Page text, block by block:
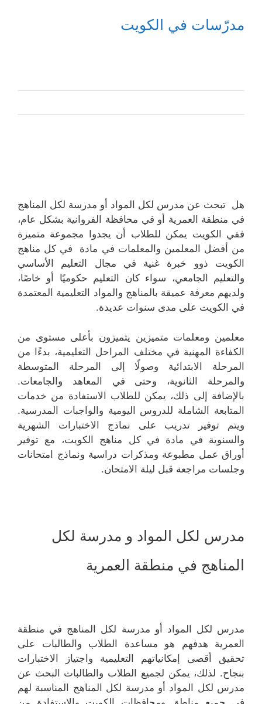
مدرّسات في الكويت
هل تبحث عن مدرس لكل المواد أو مدرسة لكل المناهج
في منطقة العمرية أو في محافظة الفروانية بشكل عام،
ففي الكويت يمكن للطلاب أن يجدوا مجموعة متميزة
من أفضل المعلمين والمعلمات في مادة في كل مناهج
الكويت ذوو خبرة غنية في مجال التعليم الأساسي
والتعليم الجامعي، سواء كان التعليم حكوميًا أو خاصًا،
ولديهم معرفة عميقة بالمناهج والمواد التعليمية المعتمدة
في الكويت على مدى سنوات عديدة.
معلمين ومعلمات متميزين يتميزون بأعلى مستوى من
الكفاءة المهنية في مختلف المراحل التعليمية، بدءًا من
المرحلة الابتدائية وصولًا إلى المرحلة المتوسطة
والمرحلة الثانوية، وحتى في المعاهد والجامعات.
بالإضافة إلى ذلك، يمكن للطلاب الاستفادة من خدمات
المتابعة الشاملة للدروس اليومية والواجبات المدرسية.
ويتم توفير تدريب على نماذج الاختبارات الشهرية
والسنوية في مادة في كل مناهج الكويت، مع توفير
أوراق عمل مطبوعة ومذكرات دراسية ونماذج امتحانات
وجلسات مراجعة قبل ليلة الامتحان.
مدرس لكل المواد و مدرسة لكل
المناهج في منطقة العمرية
مدرس لكل المواد أو مدرسة لكل المناهج في منطقة
العمرية هدفهم هو مساعدة الطلاب والطالبات على
تحقيق أقصى إمكانياتهم التعليمية واجتياز الاختبارات
بنجاح. لذلك، يمكن لجميع الطلاب والطالبات البحث عن
مدرس لكل المواد أو مدرسة لكل المناهج المناسبة لهم